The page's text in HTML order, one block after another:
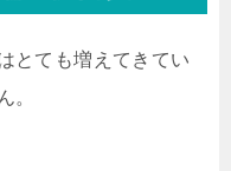
とても増えてきてい
。